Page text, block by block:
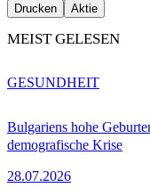
Drucken Aktie
MEIST GELESEN
Bulgariens hohe
demografische Krise
28.07.2026
GESUNDHEIT